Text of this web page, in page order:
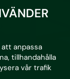
anpassa
tillhandahålla
vår trafik